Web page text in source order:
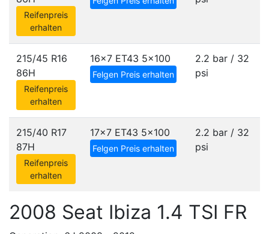
Reifenpreis
erhalten
215/45 R16
86H
Reifenpreis
erhalten
16x7 ET43 5x100
Felgen Preis erhalten
2.2 bar / 32
psi
215/40 R17
87H
Reifenpreis
erhalten
17x7 ET43 5x100
Felgen Preis erhalten
2.2 bar / 32
psi
2008 Seat Ibiza 1.4 TSI FR